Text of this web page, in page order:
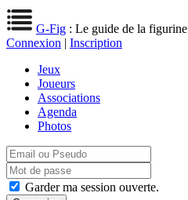
G-Fig : Le guide de la figurine
Connexion | Inscription
Jeux
Joueurs
Associations
Agenda
Photos
Garder ma session ouverte.